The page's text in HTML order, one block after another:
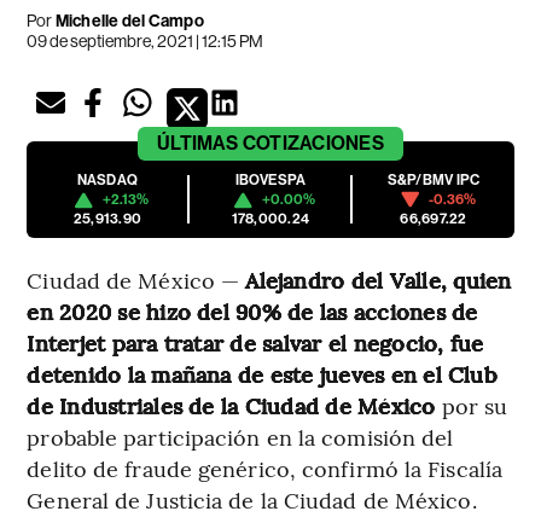
PorMichelle del Campo
09 de septiembre, 2021 | 12:15 PM
ÚLTIMAS COTIZACIONES
NASDAQ
+2.13%
25,913.90
IBOVESPA
+0.00%
178,000.24
S&P/BMV IPC
-0.36%
66,697.22
Ciudad de México —Alejandro del Valle, quien
en 2020 se hizo del 90% de las acciones de
Interjet para tratar de salvar el negocio, fue
detenido la mañana de este jueves en el Club
de Industriales de la Ciudad de México por su
probable participación en la comisión del
delito de fraude genérico, confirmó la Fiscalía
General de Justicia de la Ciudad de México.